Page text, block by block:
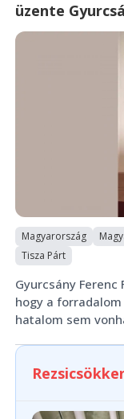
üzente
Magyarország
Tisza Párt
Gyurcsány
hogy a
hatalom sem